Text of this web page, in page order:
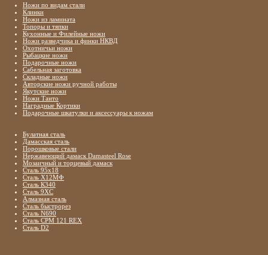
Ножи по видам стали
Клинки
Ножи из ламината
Топоры и тяпки
Кухонные и Филейные ножи
Ножи разведчика и финки НКВД
Охотничьи ножи
Рыбацкие ножи
Подарочные ножи
Сабельная заготовка
Складные ножи
Авторские ножи ручной работы
Якутские ножи
Ножи Танто
Наградные Кортики
Подарочные шкатулки и аксессуары к ножам
Булатная сталь
Дамасская сталь
Порошковые стали
Нержавеющий дамаск Damasteel Rose
Мозаичный и торцевый дамаск
Сталь 95х18
Сталь Х12МФ
Сталь К340
Сталь 9ХС
Алмазная сталь
Сталь быстрорез
Сталь N690
Сталь CPM 121 REX
Сталь D2